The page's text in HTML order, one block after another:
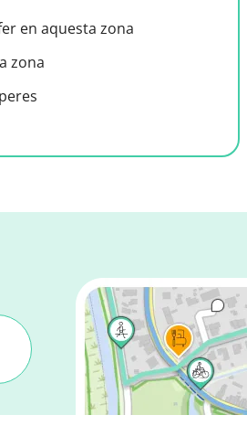
en aquesta zona
zona